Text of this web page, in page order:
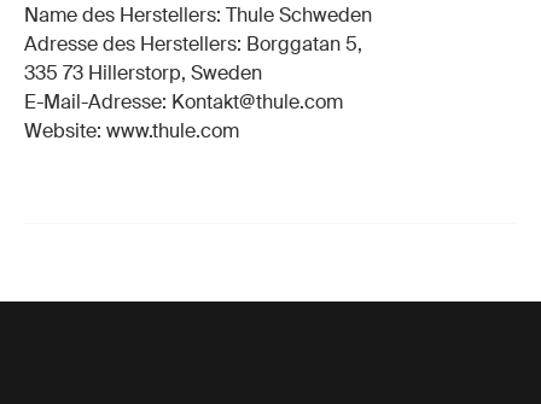
Name des Herstellers: Thule Schweden
Adresse des Herstellers: Borggatan 5,
335 73 Hillerstorp, Sweden
E-Mail-Adresse: Kontakt@thule.com
Website: www.thule.com